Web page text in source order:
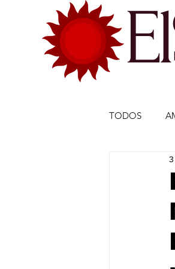
TODOS